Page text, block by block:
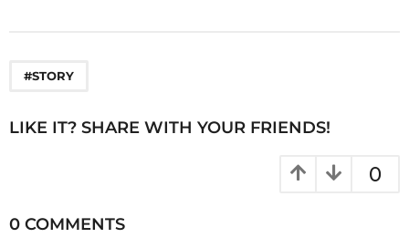
#STORY
LIKE IT? SHARE WITH YOUR FRIENDS!
0
0 COMMENTS